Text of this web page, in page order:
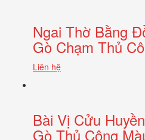
Ngai Thờ Bằng
Gò Chạm Thủ
Liên hệ
Bài Vị Cửu
Gò Thủ Công